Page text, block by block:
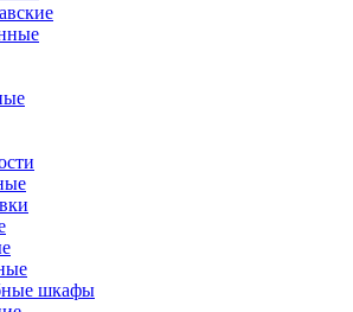
шкафы